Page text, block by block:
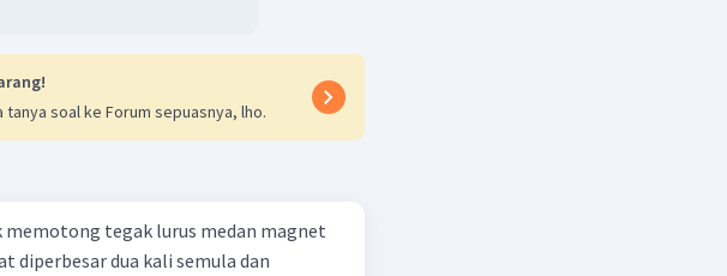
tanya soal ke Forum sepuasnya, lho.
tegak lurus medan magnet
diperbesar dua kali semula dan